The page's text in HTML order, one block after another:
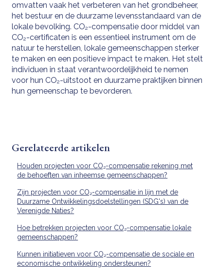
omvatten vaak het verbeteren van het grondbeheer,
het bestuur en de duurzame levensstandaard van de
lokale bevolking. CO₂-compensatie door middel van
CO₂-certificaten is een essentieel instrument om de
natuur te herstellen, lokale gemeenschappen sterker
te maken en een positieve impact te maken. Het stelt
individuen in staat verantwoordelijkheid te nemen
voor hun CO₂-uitstoot en duurzame praktijken binnen
hun gemeenschap te bevorderen.
Gerelateerde artikelen
Houden projecten voor CO₂-compensatie rekening met
de behoeften van inheemse gemeenschappen?
Zijn projecten voor CO₂-compensatie in lijn met de
Duurzame Ontwikkelingsdoelstellingen (SDG's) van de
Verenigde Naties?
Hoe betrekken projecten voor CO₂-compensatie lokale
gemeenschappen?
Kunnen initiatieven voor CO₂-compensatie de sociale en
economische ontwikkeling ondersteunen?